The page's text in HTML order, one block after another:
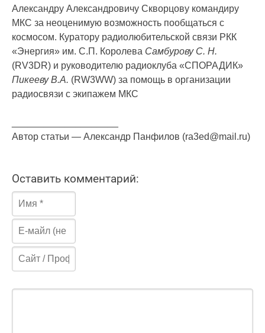
Александру Александровичу Скворцову командиру
МКС за неоценимую возможность пообщаться с
космосом. Куратору радиолюбительской связи РКК
«Энергия» им. С.П. Королева Самбурову С. Н.
(RV3DR) и руководителю радиоклуба «СПОРАДИК»
Пикееву В.А. (RW3WW) за помощь в организации
радиосвязи с экипажем МКС
Автор статьи — Александр Панфилов (ra3ed@mail.ru)
Оставить комментарий: